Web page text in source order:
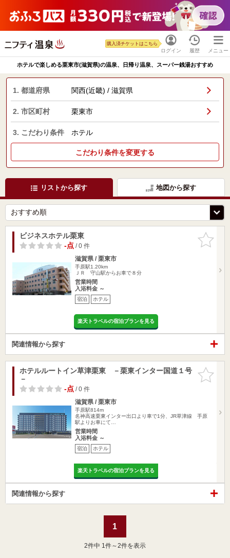
ログイン
購入済チケットはこちら
履歴 メニュー
ホテルで楽しめる栗東市(滋賀県)の温泉、日帰り温泉、スーパー銭湯おすすめ
1. 都道府県 関西(近畿) / 滋賀県
2. 市区町村 栗東市
3. こだわり条件 ホテル
こだわり条件を変更する
リストから探す 地図から探す
お気に入
りに追加
ビジネスホテル栗東
-点/ 0 件
滋賀県 / 栗東市
手原駅1.20km
ＪＲ 守山駅からお車で８分
営業時間
入浴料金 ～
宿泊 ホテル
楽天トラベルの宿泊プランを見る
関連情報から探す
お気に入
りに追加
ホテルルートイン草津栗東 －栗東インター国道１号
－
-点/ 0 件
滋賀県 / 栗東市
手原駅814m
名神高速栗東インター出口より車で1分、JR草津線 手原
駅よりお車にて…
営業時間
入浴料金 ～
宿泊 ホテル
楽天トラベルの宿泊プランを見る
関連情報から探す
1
2件中 1件～2件を表示